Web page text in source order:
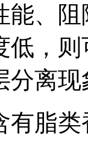
能、
低，
分离
有脂